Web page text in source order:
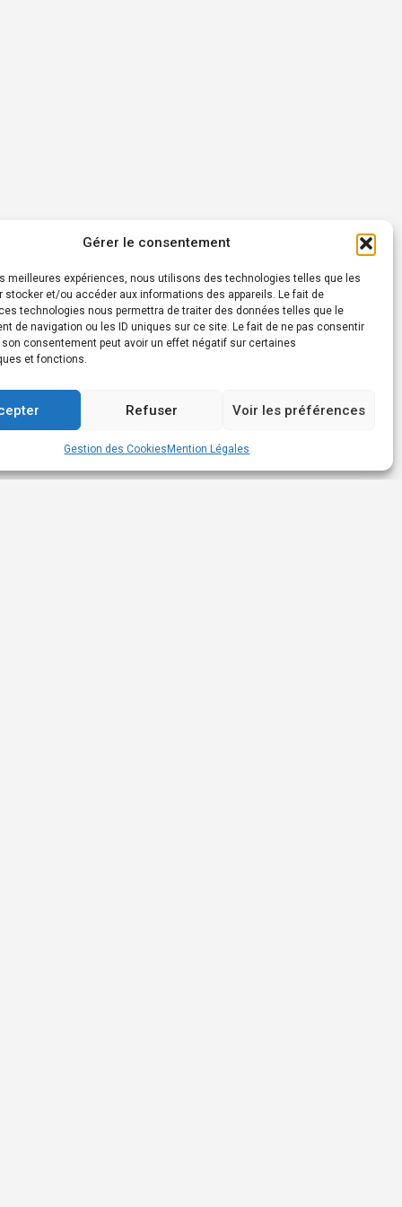
Gérer le consentement
meilleures expériences, nous utilisons des technologies telles que les
stocker et/ou accéder aux informations des appareils. Le fait de
technologies nous permettra de traiter des données telles que le
de navigation ou les ID uniques sur ce site. Le fait de ne pas consentir
son consentement peut avoir un effet négatif sur certaines
et fonctions.
Refuser Voir les préférences
Gestion des Cookies Mention Légales